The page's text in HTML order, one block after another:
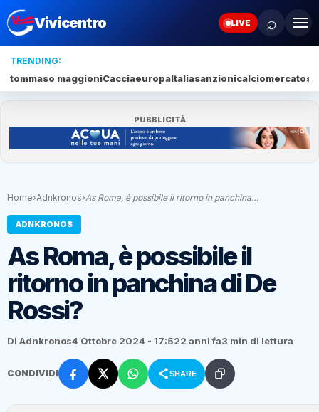
Vivicentro LIVE ⌕
TRENDING:
tommaso maggioniCacciaeuropaItaliasanzionicalciomercato
PUBBLICITÀ
Home›Adnkronos›As Roma, è possibile il ritorno in panchina…
ADNKRONOS
As Roma, è possibile il
ritorno in panchina di De
Rossi?
Di Adnkronos4 Ottobre 2024 - 17:522 anni fa3 min di lettura
CONDIVIDI SHARE